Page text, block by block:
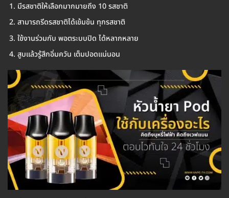
มีรสชาติให้เลือกมากมายถึง 10 รสชาติ
สามารถรีดรสชาติได้เข้มข้น ทุกรสชาติ
ใช้งานร่วมกับ พอตระบบปิด ได้หลากหลาย
สูบแล้วรู้สึกอิ่มควัน เต็มปอดแน่นอน